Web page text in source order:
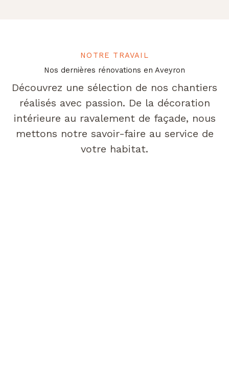
NOTRE TRAVAIL
Nos dernières rénovations en Aveyron
Découvrez une sélection de nos chantiers
réalisés avec passion. De la décoration
intérieure au ravalement de façade, nous
mettons notre savoir-faire au service de
votre habitat.